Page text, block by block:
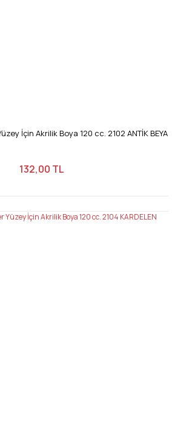
İçin Akrilik Boya 120 cc. 2102 ANTİK BEYAZ
132,00 TL